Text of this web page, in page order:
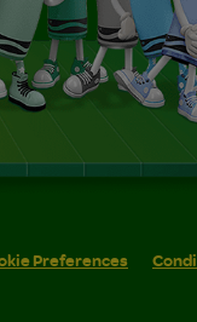
Preferences